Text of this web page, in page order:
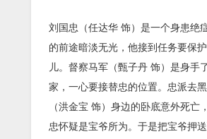
刘国忠（任达华 饰）是一个身患绝
的前途暗淡无光，他接到任务要保
儿。督察马军（甄子丹 饰）是身手
家，一心要接替忠的位置。忠派去
（洪金宝 饰）身边的卧底意外死亡
忠怀疑是宝爷所为。于是把宝爷押